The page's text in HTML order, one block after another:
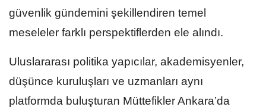
güvenlik gündemini şekillendiren temel
meseleler farklı perspektiflerden ele alındı.
Uluslararası politika yapıcılar, akademisyenler,
düşünce kuruluşları ve uzmanları aynı
platformda buluşturan Müttefikler Ankara’da